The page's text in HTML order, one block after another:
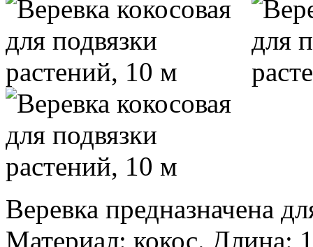
Веревка предназначена
Материал: кокос. Длина: